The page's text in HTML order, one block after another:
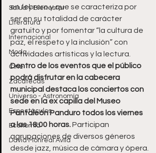
Salud y Bienestar
Literatura
Internacional
Moda
Cine
Zacatecas
Universo - Astronomía
Espectáculos
Economía
David Monreal Ávila
en febrero y que se caracteriza por
ser en su totalidad de carácter
gratuito y por fomentar “la cultura de
paz, el respeto y la inclusión” con
actividades artísticas y la lectura.
Dentro de los eventos que el público
podrá disfrutar en la cabecera
municipal destaca los conciertos con
sede en la ex capilla del Museo
Pantaleón Panduro todos los viernes
a las 18:00 horas. Participan
agrupaciones de diversos géneros
desde jazz, música de cámara y ópera.